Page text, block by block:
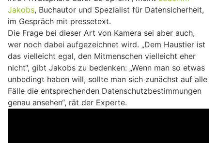
Jakobs, Buchautor und Spezialist für Datensicherheit,
im Gespräch mit pressetext.
Die Frage bei dieser Art von Kamera sei aber auch,
wer noch dabei aufgezeichnet wird. „Dem Haustier ist
das vielleicht egal, den Mitmenschen vielleicht eher
nicht“, gibt Jakobs zu bedenken: „Wenn man so etwas
unbedingt haben will, sollte man sich zunächst auf alle
Fälle die entsprechenden Datenschutzbestimmungen
genau ansehen“, rät der Experte.